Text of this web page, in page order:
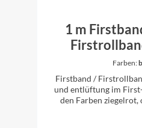
1 m
GratbandFarben:
Firstband /
und entlüftung im
den Farben